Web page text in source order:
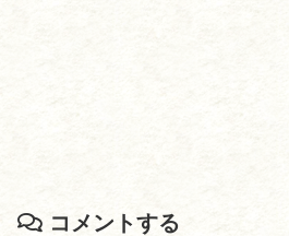
コメントする